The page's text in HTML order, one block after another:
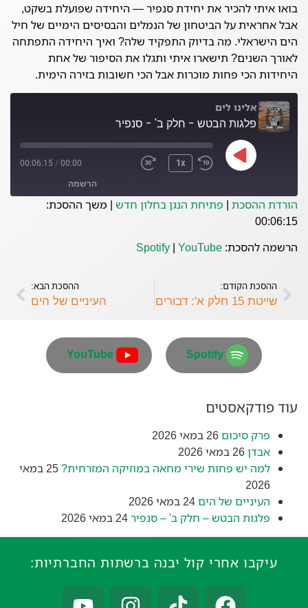
בואו איתי להכיר את יחידת סנפיר — היחידה שפועלת בשקט,
אבל אחראית על הביטחון של הנמלים והבסיסים הימיים של חיל
הים הישראלי. מה בדיוק התפקיד שלה? ואיך היחידה התפתחה
לאורך השנים? תישארו איתי ותגלו את הסיפור של אחת
היחידות הכי פחות מוכרות אבל הכי חשובות בזירה הימית.
אלינו לים
פלגות הבטש - חלק ב' - סנפיר
1x
00:00
/
00:06:15
הרשמה
Spotify
פיד RSS
הורדת ההסכת | פתיחת הנגן בחלון חדש | משך ההסכת:
00:06:15
הרשמה להסכת:
Spotify | YouTube
ההסכת הקודם:
שייטת 15 חלק א': דבורים
ההסכת הבא:
העיניים של הים
Spotify
YouTube
עוד פודקאסטים
פרק סיכום26 במאי 2026
אבדן26 במאי 2026
למה יש פחות שירי מחאה במוזיקה המזרחית?
25 במאי
2026
העיניים של הים24 במאי 2026
פלגות הבטש – חלק ב' – סנפיר24 במאי 2026
עיקבו אחרי קול יבנה ברשתות החברתיות: